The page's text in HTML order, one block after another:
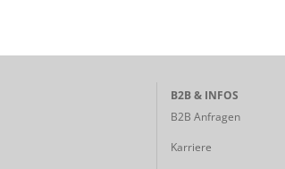
B2B & INFOS
B2B Anfragen
Karriere